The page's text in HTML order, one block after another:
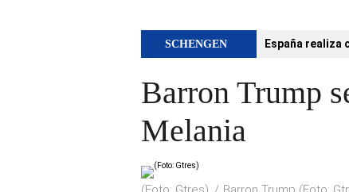
SCHENGEN España
Barron Trump
Melania